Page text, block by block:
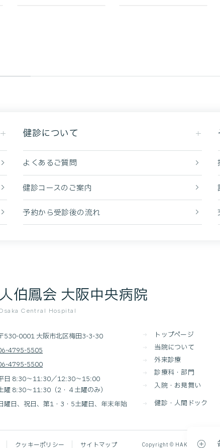
健診について
よくあるご質問
健診コースのご案内
予約から受診後の流れ
伯鳳会 大阪中央病院
Central Hospital
530-0001 大阪市北区梅田3-3-30
4795-5505
4795-5500
日 8:30～11:30／12:30～15:00
曜 8:30～11:30（2・４土曜のみ）
曜日、祝日、第1・3・5土曜日、年末年始
トップページ
当院について
外来診療
診療科・部門
入院・お見舞い
健診・人間ドック
クッキーポリシー サイトマップ Copyright © HAKUHOKAI